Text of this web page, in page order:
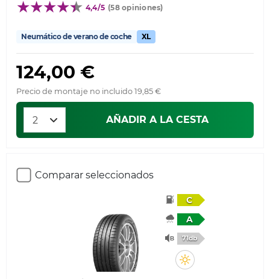
4,4/5 (58 opiniones)
Neumático de verano de coche XL
124,00 €
Precio de montaje no incluido 19,85 €
AÑADIR A LA CESTA
Comparar seleccionados
C
A
71db